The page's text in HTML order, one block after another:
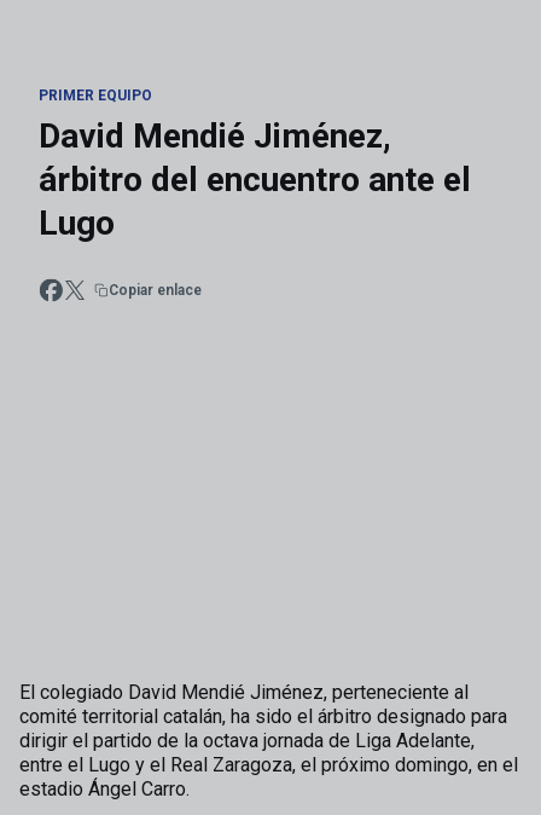
PRIMER EQUIPO
David Mendié Jiménez,
árbitro del encuentro ante el
Lugo
Copiar enlace
El colegiado David Mendié Jiménez, perteneciente al
comité territorial catalán, ha sido el árbitro designado para
dirigir el partido de la octava jornada de Liga Adelante,
entre el Lugo y el Real Zaragoza, el próximo domingo, en el
estadio Ángel Carro.